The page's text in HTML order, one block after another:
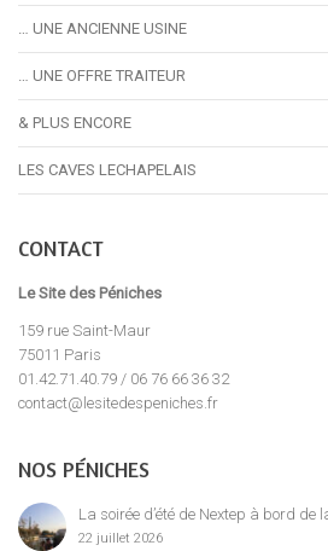
… UNE ANCIENNE USINE
… UNE OFFRE TRAITEUR
& PLUS ENCORE
LES CAVES LECHAPELAIS
CONTACT
Le Site des Péniches
159 rue Saint-Maur
75011 Paris
01.42.71.40.79 / 06 76 66 36 32
contact@lesitedespeniches.fr
NOS PÉNICHES
La soirée d’été de Nextep à bord de
22 juillet 2026